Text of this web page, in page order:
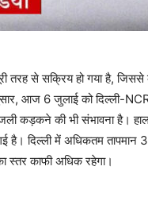
से सक्रिय हो गया है, जिससे
आज 6 जुलाई को दिल्ली-
कड़कने की भी संभावना है।
है। दिल्ली में अधिकतम
काफी अधिक रहेगा।